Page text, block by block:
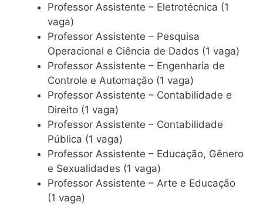
Professor Assistente – Eletrotécnica (1
vaga)
Professor Assistente – Pesquisa
Operacional e Ciência de Dados (1 vaga)
Professor Assistente – Engenharia de
Controle e Automação (1 vaga)
Professor Assistente – Contabilidade e
Direito (1 vaga)
Professor Assistente – Contabilidade
Pública (1 vaga)
Professor Assistente – Educação, Gênero
e Sexualidades (1 vaga)
Professor Assistente – Arte e Educação
(1 vaga)